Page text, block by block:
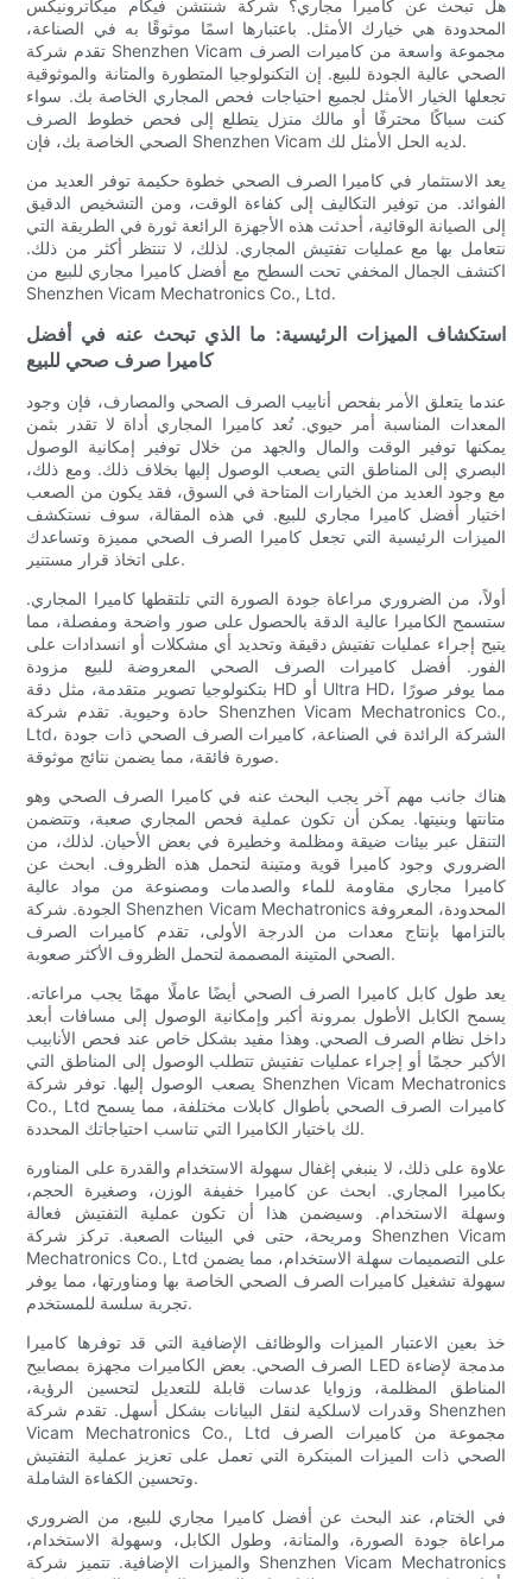
هل تبحث عن كاميرا مجاري؟ شركة شنتشن فيكام ميكاترونيكس
المحدودة هي خيارك الأمثل. باعتبارها اسمًا موثوقًا به في الصناعة،
تقدم شركة Shenzhen Vicam مجموعة واسعة من كاميرات الصرف
الصحي عالية الجودة للبيع. إن التكنولوجيا المتطورة والمتانة والموثوقية
تجعلها الخيار الأمثل لجميع احتياجات فحص المجاري الخاصة بك. سواء
كنت سباكًا محترفًا أو مالك منزل يتطلع إلى فحص خطوط الصرف
الصحي الخاصة بك، فإن Shenzhen Vicam لديه الحل الأمثل لك.
يعد الاستثمار في كاميرا الصرف الصحي خطوة حكيمة توفر العديد من
الفوائد. من توفير التكاليف إلى كفاءة الوقت، ومن التشخيص الدقيق
إلى الصيانة الوقائية، أحدثت هذه الأجهزة الرائعة ثورة في الطريقة التي
نتعامل بها مع عمليات تفتيش المجاري. لذلك، لا تنتظر أكثر من ذلك.
اكتشف الجمال المخفي تحت السطح مع أفضل كاميرا مجاري للبيع من
Shenzhen Vicam Mechatronics Co., Ltd.
استكشاف الميزات الرئيسية: ما الذي تبحث عنه في أفضل
كاميرا صرف صحي للبيع
عندما يتعلق الأمر بفحص أنابيب الصرف الصحي والمصارف، فإن وجود
المعدات المناسبة أمر حيوي. تُعد كاميرا المجاري أداة لا تقدر بثمن
يمكنها توفير الوقت والمال والجهد من خلال توفير إمكانية الوصول
البصري إلى المناطق التي يصعب الوصول إليها بخلاف ذلك. ومع ذلك،
مع وجود العديد من الخيارات المتاحة في السوق، فقد يكون من الصعب
اختيار أفضل كاميرا مجاري للبيع. في هذه المقالة، سوف نستكشف
الميزات الرئيسية التي تجعل كاميرا الصرف الصحي مميزة وتساعدك
على اتخاذ قرار مستنير.
أولاً، من الضروري مراعاة جودة الصورة التي تلتقطها كاميرا المجاري.
ستسمح الكاميرا عالية الدقة بالحصول على صور واضحة ومفصلة، مما
يتيح إجراء عمليات تفتيش دقيقة وتحديد أي مشكلات أو انسدادات على
الفور. أفضل كاميرات الصرف الصحي المعروضة للبيع مزودة
بتكنولوجيا تصوير متقدمة، مثل دقة HD أو Ultra HD، مما يوفر صورًا
حادة وحيوية. تقدم شركة Shenzhen Vicam Mechatronics Co.,
Ltd، الشركة الرائدة في الصناعة، كاميرات الصرف الصحي ذات جودة
صورة فائقة، مما يضمن نتائج موثوقة.
هناك جانب مهم آخر يجب البحث عنه في كاميرا الصرف الصحي وهو
متانتها وبنيتها. يمكن أن تكون عملية فحص المجاري صعبة، وتتضمن
التنقل عبر بيئات ضيقة ومظلمة وخطيرة في بعض الأحيان. لذلك، من
الضروري وجود كاميرا قوية ومتينة لتحمل هذه الظروف. ابحث عن
كاميرا مجاري مقاومة للماء والصدمات ومصنوعة من مواد عالية
الجودة. شركة Shenzhen Vicam Mechatronics المحدودة، المعروفة
بالتزامها بإنتاج معدات من الدرجة الأولى، تقدم كاميرات الصرف
الصحي المتينة المصممة لتحمل الظروف الأكثر صعوبة.
يعد طول كابل كاميرا الصرف الصحي أيضًا عاملًا مهمًا يجب مراعاته.
يسمح الكابل الأطول بمرونة أكبر وإمكانية الوصول إلى مسافات أبعد
داخل نظام الصرف الصحي. وهذا مفيد بشكل خاص عند فحص الأنابيب
الأكبر حجمًا أو إجراء عمليات تفتيش تتطلب الوصول إلى المناطق التي
يصعب الوصول إليها. توفر شركة Shenzhen Vicam Mechatronics
Co., Ltd كاميرات الصرف الصحي بأطوال كابلات مختلفة، مما يسمح
لك باختيار الكاميرا التي تناسب احتياجاتك المحددة.
علاوة على ذلك، لا ينبغي إغفال سهولة الاستخدام والقدرة على المناورة
بكاميرا المجاري. ابحث عن كاميرا خفيفة الوزن، وصغيرة الحجم،
وسهلة الاستخدام. وسيضمن هذا أن تكون عملية التفتيش فعالة
ومريحة، حتى في البيئات الصعبة. تركز شركة Shenzhen Vicam
Mechatronics Co., Ltd على التصميمات سهلة الاستخدام، مما يضمن
سهولة تشغيل كاميرات الصرف الصحي الخاصة بها ومناورتها، مما يوفر
تجربة سلسة للمستخدم.
خذ بعين الاعتبار الميزات والوظائف الإضافية التي قد توفرها كاميرا
الصرف الصحي. بعض الكاميرات مجهزة بمصابيح LED مدمجة لإضاءة
المناطق المظلمة، وزوايا عدسات قابلة للتعديل لتحسين الرؤية،
وقدرات لاسلكية لنقل البيانات بشكل أسهل. تقدم شركة Shenzhen
Vicam Mechatronics Co., Ltd مجموعة من كاميرات الصرف
الصحي ذات الميزات المبتكرة التي تعمل على تعزيز عملية التفتيش
وتحسين الكفاءة الشاملة.
في الختام، عند البحث عن أفضل كاميرا مجاري للبيع، من الضروري
مراعاة جودة الصورة، والمتانة، وطول الكابل، وسهولة الاستخدام،
والميزات الإضافية. تتميز شركة Shenzhen Vicam Mechatronics